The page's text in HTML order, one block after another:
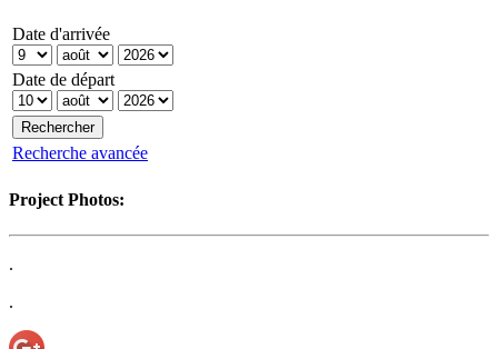
Date d'arrivée
Date de départ
Recherche avancée
Project Photos:
.
.